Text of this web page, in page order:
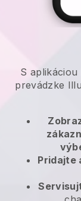
S aplikáciou
prevádzke
Pridajte